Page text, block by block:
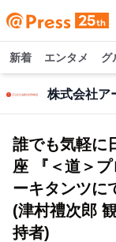
新着 エンタメ グ
株式会社ア
誰でも気軽に
座 『＜道＞
ーキタンツに
(津村禮次郎
持者)